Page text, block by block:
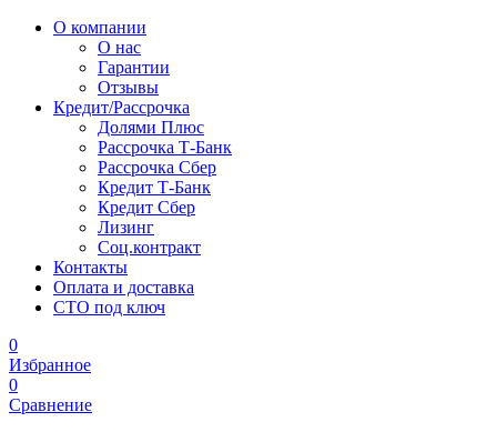
О компании
О нас
Гарантии
Отзывы
Кредит/Рассрочка
Долями Плюс
Рассрочка Т-Банк
Рассрочка Сбер
Кредит Т-Банк
Кредит Сбер
Лизинг
Соц.контракт
Контакты
Оплата и доставка
СТО под ключ
0
Избранное
0
Сравнение